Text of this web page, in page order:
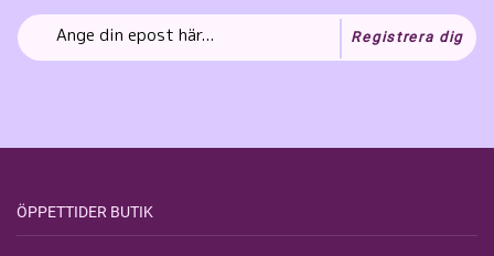
Registrera dig
ÖPPETTIDER BUTIK